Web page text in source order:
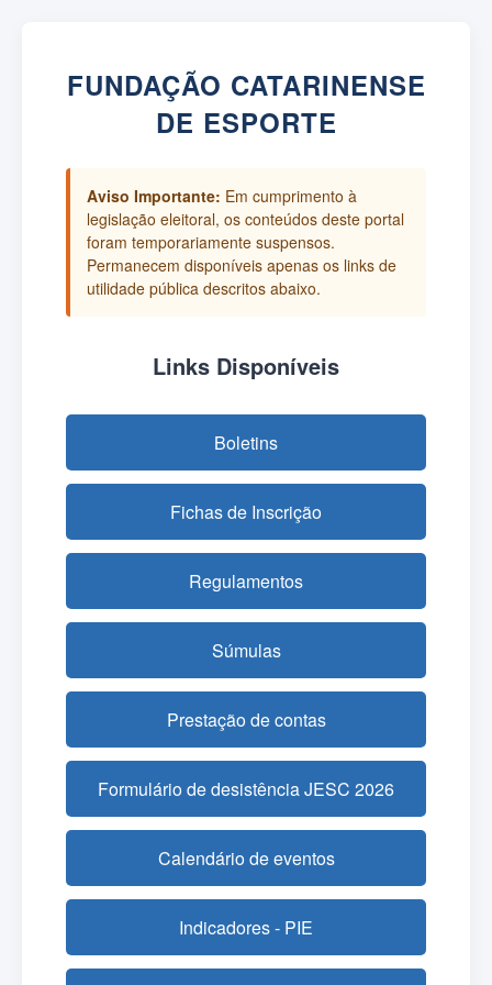
FUNDAÇÃO CATARINENSE
DE ESPORTE
Aviso Importante: Em cumprimento à
legislação eleitoral, os conteúdos deste portal
foram temporariamente suspensos.
Permanecem disponíveis apenas os links de
utilidade pública descritos abaixo.
Links Disponíveis
Boletins
Fichas de Inscrição
Regulamentos
Súmulas
Prestação de contas
Formulário de desistência JESC 2026
Calendário de eventos
Indicadores - PIE